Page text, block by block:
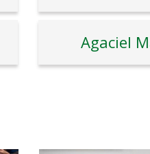
Agaciel